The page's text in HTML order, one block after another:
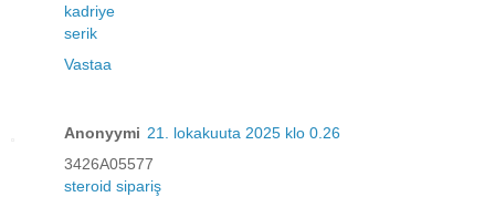
kadriye
serik
Vastaa
Anonyymi 21. lokakuuta 2025 klo 0.26
3426A05577
steroid sipariş